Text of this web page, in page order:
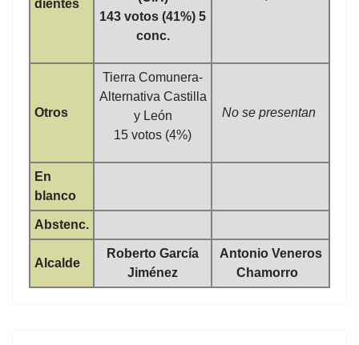
dientes
143 votos (41%) 5
conc.
Otros
Tierra Comunera-
Alternativa Castilla
y León
15 votos (4%)
No se presentan
En
blanco
Abstenc.
Alcalde
Roberto García
Jiménez
Antonio Veneros
Chamorro